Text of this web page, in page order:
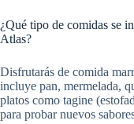
¿Qué tipo de comidas se
Atlas?
Disfrutarás de comida
incluye pan, mermelada,
platos como tagine
para probar nuevos